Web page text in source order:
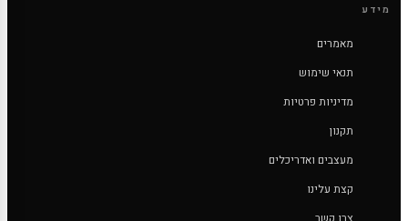
מידע
מאמרים
תנאי שימוש
מדיניות פרטיות
תקנון
מעצבים ואדריכלים
קצת עלינו